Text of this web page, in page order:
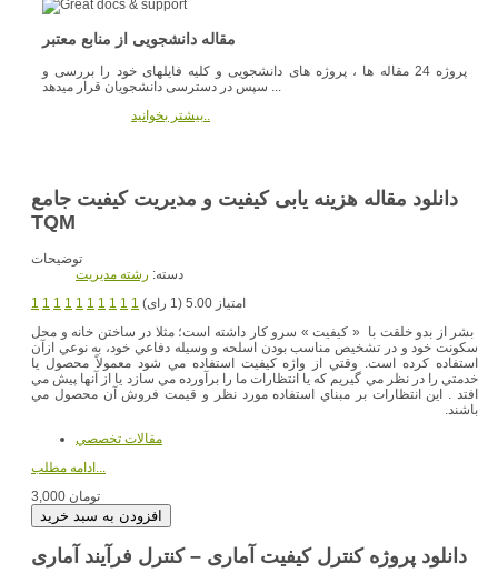
مقاله دانشجویی از منابع معتبر
پروژه 24 مقاله ها ، پروژه های دانشجویی و کلیه فایلهای خود را بررسی و
سپس در دسترسی دانشجویان قرار میدهد ...
بیشتر بخوانید..
دانلود مقاله هزینه یابی کیفیت و مدیریت کیفیت جامع
TQM
توضیحات
دسته: رشته مديريت
1 1 1 1 1 1 1 1 1 1
امتیاز 5.00 (1 رای)
بشر از بدو خلقت با « كيفيت » سرو كار داشته است؛ مثلا در ساختن خانه و محل
سكونت خود و در تشخيص مناسب بودن اسلحه و وسيله دفاعي خود، به نوعي ازآن
استفاده كرده است. وقتي از واژه كيفيت استفاده مي شود معمولاً محصول يا
خدمتي را در نظر مي گيريم كه يا انتظارات ما را برآورده مي سازد يا از آنها پيش مي
افتد . اين انتظارات بر مبناي استفاده مورد نظر و قيمت فروش آن محصول مي
باشند.
مقالات تخصصي
ادامه مطلب...
3,000 تومان
دانلود پروژه کنترل کیفیت آماری – کنترل فرآیند آماری